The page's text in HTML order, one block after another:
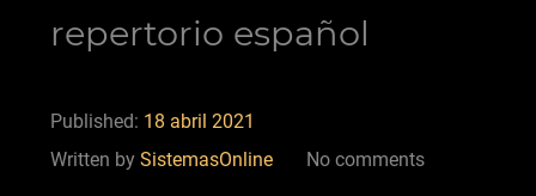
repertorio español
Published: 18 abril 2021
Written by SistemasOnline No comments